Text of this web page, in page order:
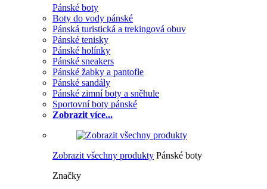
Pánské boty
Boty do vody pánské
Pánská turistická a trekingová obuv
Pánské tenisky
Pánské holínky
Pánské sneakers
Pánské žabky a pantofle
Pánské sandály
Pánské zimní boty a sněhule
Sportovní boty pánské
Zobrazit více...
Zobrazit všechny produkty Pánské boty
Značky